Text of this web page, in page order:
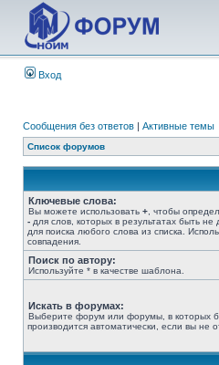
Вход
Сообщения без ответов | Активные темы
Список форумов
Ключевые слова:
Вы можете использовать + , чтобы
- для слов, которых в результатах быть
для поиска любого слова из списка.
совпадения.
Поиск по автору:
Используйте * в качестве шаблона.
Искать в форумах:
Выберите форум или форумы, в которых
производится автоматически, если вы не